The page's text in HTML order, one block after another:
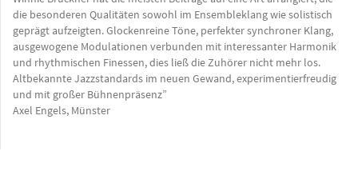
die besonderen Qualitäten sowohl im Ensembleklang wie solistisch
geprägt aufzeigten. Glockenreine Töne, perfekter synchroner Klang,
ausgewogene Modulationen verbunden mit interessanter Harmonik
und rhythmischen Finessen, dies ließ die Zuhörer nicht mehr los.
Altbekannte Jazzstandards im neuen Gewand, experimentierfreudig
und mit großer Bühnenpräsenz”
Axel Engels, Münster